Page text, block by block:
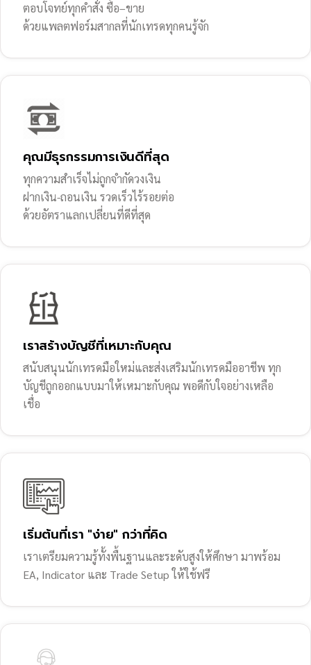
ตอบโจทย์ทุกคำสั่ง ซื้อ–ขาย
ด้วยแพลตฟอร์มสากลที่นักเทรดทุกคนรู้จัก
คุณมีธุรกรรมการเงินดีที่สุด
ทุกความสำเร็จไม่ถูกจำกัดวงเงิน
ฝากเงิน-ถอนเงิน รวดเร็วไร้รอยต่อ
ด้วยอัตราแลกเปลี่ยนที่ดีที่สุด
เราสร้างบัญชีที่เหมาะกับคุณ
สนับสนุนนักเทรดมือใหม่และส่งเสริมนักเทรดมืออาชีพ ทุก
บัญชีถูกออกแบบมาให้เหมาะกับคุณ พอดีกับใจอย่างเหลือ
เชื่อ
เริ่มต้นที่เรา "ง่าย" กว่าที่คิด
เราเตรียมความรู้ทั้งพื้นฐานและระดับสูงให้ศึกษา มาพร้อม
EA, Indicator และ Trade Setup ให้ใช้ฟรี